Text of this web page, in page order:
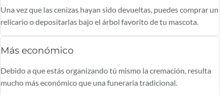
Una vez que las cenizas hayan sido devueltas, puedes comprar un
relicario o depositarlas bajo el árbol favorito de tu mascota.
Más económico
Debido a que estás organizando tú mismo la cremación, resulta
mucho más económico que una funeraria tradicional.